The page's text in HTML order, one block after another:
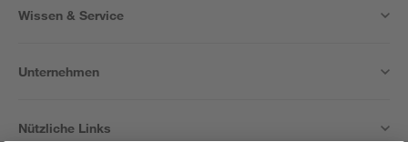
Wissen & Service
Unternehmen
Nützliche Links